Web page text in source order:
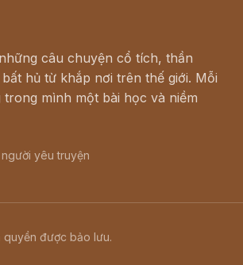
câu chuyện cổ tích, thần
hủ từ khắp nơi trên thế giới. Mỗi
mình một bài học và niềm
yêu truyện
được bảo lưu.